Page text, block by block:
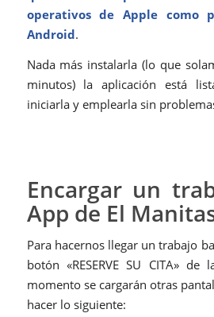
operativos de Apple como
Android.
Nada más instalarla (lo que
minutos) la aplicación está
iniciarla y emplearla sin
Encargar un
App de El
Para hacernos llegar un trabajo
botón «RESERVE SU CITA» de
momento se cargarán otras
hacer lo siguiente: